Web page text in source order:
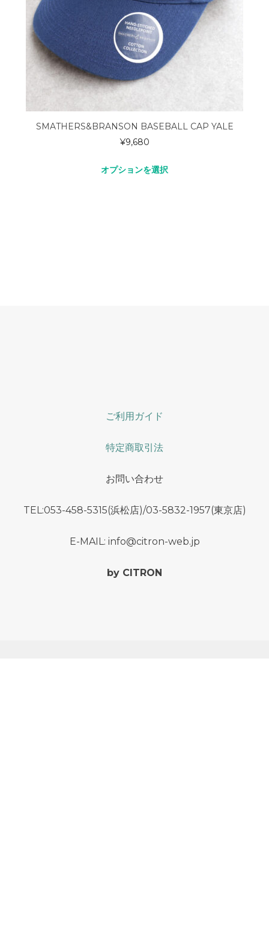
SMATHERS&BRANSON BASEBALL CAP YALE
¥9,680
オプションを選択
ご利用ガイド
特定商取引法
お問い合わせ
TEL:053-458-5315(浜松店)/03-5832-1957(東京店)
E-MAIL: info@citron-web.jp
by CITRON